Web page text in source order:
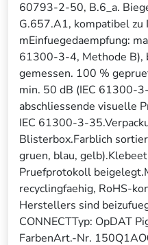
60793-2-50, B.6_a.
G.657.A1, kompatibel zu
mEinfuegedaempfung:
61300-3-4, Methode B),
gemessen. 100 %
min. 50 dB (IEC 61300-
abschliessende visuelle
IEC 61300-3-
Blisterbox.Farblich
gruen, blau,
Pruefprotokoll
recyclingfaehig, RoHS-
Herstellers sind
CONNECTTyp: OpDAT
FarbenArt.-Nr.